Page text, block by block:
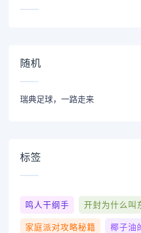
随机
瑞典足球，一路走来
标签
鸣人干纲手 开封为什么叫
家庭派对攻略秘籍 椰子油